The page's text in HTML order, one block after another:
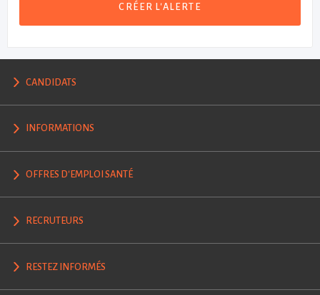
CRÉER L'ALERTE
CANDIDATS
INFORMATIONS
OFFRES D'EMPLOI SANTÉ
RECRUTEURS
RESTEZ INFORMÉS